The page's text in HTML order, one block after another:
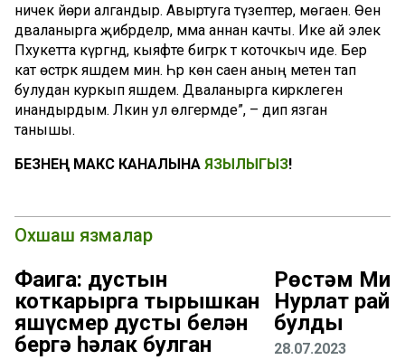
ничек йөри алгандыр. Авыртуга түзептер, мөгаен. Өенә
дәваланырга җибәрделәр, әмма аннан качты. Ике ай элек
Пхукетта күргәндә, кыяфәте бигрәк тә коточкыч иде. Бер
кат өстәрәк яшәдем мин. Һәр көн саен аның мәетенә тап
булудан куркып яшәдем. Дәваланырга кирәклегенә
инандырдым. Ләкин ул өлгермәде”, – дип язган
танышы.
БЕЗНЕҢ МАКС КАНАЛЫНА ЯЗЫЛЫГЫЗ!
Охшаш язмалар
Фаҗига: дустын
коткарырга тырышкан
яшүсмер дусты белән
бергә һәлак булган
Рөстәм
Нурлат
булды
28.07.2023